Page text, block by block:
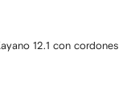
12.1 con cordones